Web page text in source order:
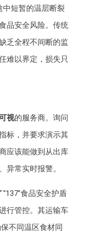
中短暂的温层断裂
品安全风险。传统
乏全程不间断的监
难以界定，损失只
视的服务商。询问
标，并要求演示其
应该能做到从出库
异常实时报警。
食品安全护盾
行管控。其运输车
不同温区食材同